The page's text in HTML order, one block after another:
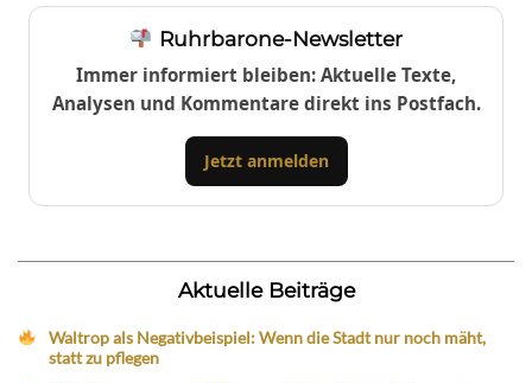
Ruhrbarone-Newsletter
Immer informiert bleiben: Aktuelle Texte,
Analysen und Kommentare direkt ins Postfach.
Jetzt anmelden
Aktuelle Beiträge
Waltrop als Negativbeispiel: Wenn die Stadt nur noch mäht,
statt zu pflegen